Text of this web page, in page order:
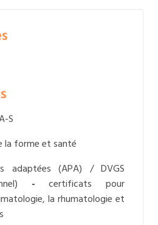
S
la forme et santé
adaptées (APA) / DVGS
-certificats pour
la rhumatologie et